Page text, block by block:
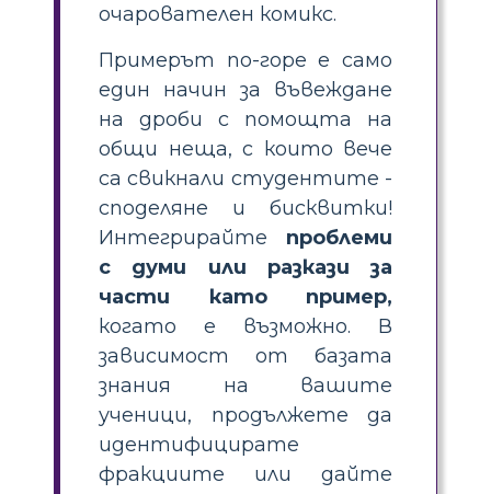
очарователен комикс.
Примерът по-горе е само
един начин за въвеждане
на дроби с помощта на
общи неща, с които вече
са свикнали студентите -
споделяне и бисквитки!
Интегрирайте проблеми
с думи или разкази за
части като пример,
когато е възможно. В
зависимост от базата
знания на вашите
ученици, продължете да
идентифицирате
фракциите или дайте